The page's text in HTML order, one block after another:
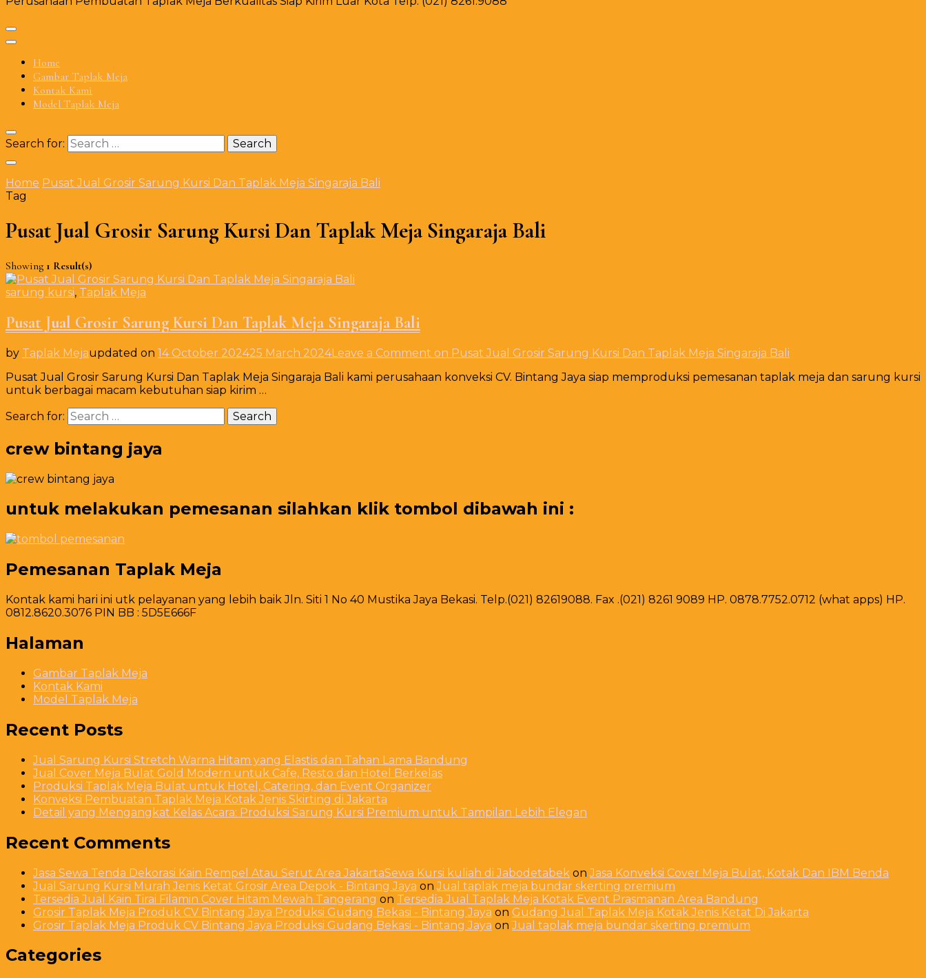
Home
Gambar Taplak Meja
Kontak Kami
Model Taplak Meja
Search for:
Home Pusat Jual Grosir Sarung Kursi Dan Taplak Meja Singaraja Bali
Tag
Pusat Jual Grosir Sarung Kursi Dan Taplak Meja Singaraja Bali
Showing 1 Result(s)
sarung kursi, Taplak Meja
Pusat Jual Grosir Sarung Kursi Dan Taplak Meja Singaraja Bali
by Taplak Mejaupdated on 14 October 202425 March 2024Leave a Comment on Pusat Jual Grosir Sarung Kursi Dan Taplak Meja Singaraja Bali
Pusat Jual Grosir Sarung Kursi Dan Taplak Meja Singaraja Bali kami perusahaan konveksi CV. Bintang Jaya siap memproduksi pemesanan taplak meja dan sarung kursi
untuk berbagai macam kebutuhan siap kirim …
Search for:
crew bintang jaya
untuk melakukan pemesanan silahkan klik tombol dibawah ini :
Pemesanan Taplak Meja
Kontak kami hari ini utk pelayanan yang lebih baik Jln. Siti 1 No 40 Mustika Jaya Bekasi. Telp.(021) 82619088. Fax .(021) 8261 9089 HP. 0878.7752.0712 (what apps) HP.
0812.8620.3076 PIN BB : 5D5E666F
Halaman
Gambar Taplak Meja
Kontak Kami
Model Taplak Meja
Recent Posts
Jual Sarung Kursi Stretch Warna Hitam yang Elastis dan Tahan Lama Bandung
Jual Cover Meja Bulat Gold Modern untuk Cafe, Resto dan Hotel Berkelas
Produksi Taplak Meja Bulat untuk Hotel, Catering, dan Event Organizer
Konveksi Pembuatan Taplak Meja Kotak Jenis Skirting di Jakarta
Detail yang Mengangkat Kelas Acara: Produksi Sarung Kursi Premium untuk Tampilan Lebih Elegan
Recent Comments
Jasa Sewa Tenda Dekorasi Kain Rempel Atau Serut Area JakartaSewa Kursi kuliah di Jabodetabek onJasa Konveksi Cover Meja Bulat, Kotak Dan IBM Benda
Jual Sarung Kursi Murah Jenis Ketat Grosir Area Depok - Bintang Jaya onJual taplak meja bundar skerting premium
Tersedia Jual Kain Tirai Filamin Cover Hitam Mewah Tangerang on Tersedia Jual Taplak Meja Kotak Event Prasmanan Area Bandung
Grosir Taplak Meja Produk CV Bintang Jaya Produksi Gudang Bekasi - Bintang Jaya on Gudang Jual Taplak Meja Kotak Jenis Ketat Di Jakarta
Grosir Taplak Meja Produk CV Bintang Jaya Produksi Gudang Bekasi - Bintang Jaya onJual taplak meja bundar skerting premium
Categories